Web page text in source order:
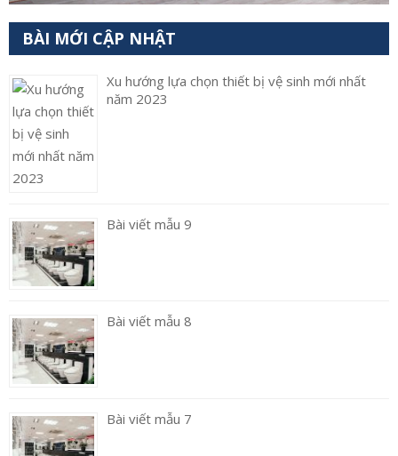
BÀI MỚI CẬP NHẬT
Xu hướng lựa chọn thiết bị vệ sinh mới nhất
năm 2023
Bài viết mẫu 9
Bài viết mẫu 8
Bài viết mẫu 7